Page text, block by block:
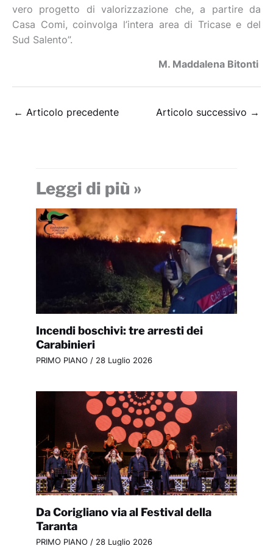
vero progetto di valorizzazione che, a partire da
Casa Comi, coinvolga l’intera area di Tricase e del
Sud Salento”.
M. Maddalena Bitonti
← Articolo precedente Articolo successivo →
Leggi di più »
Incendi boschivi: tre arresti dei
Carabinieri
PRIMO PIANO / 28 Luglio 2026
Da Corigliano via al Festival della
Taranta
PRIMO PIANO / 28 Luglio 2026